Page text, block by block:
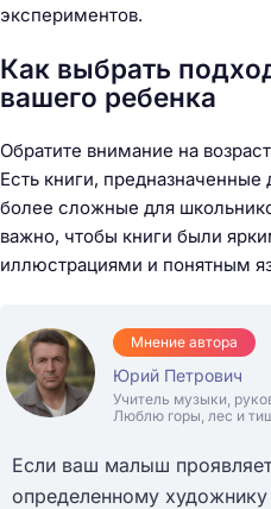
экспериментов.
Как выбрать
вашего ребенка
Обратите внимание на
Есть книги,
более сложные для
важно, чтобы книги были
иллюстрациями и понятным
Мнение автора
Юрий Петрович
Учитель музыки,
Люблю горы, лес и
Если ваш малыш
определенному